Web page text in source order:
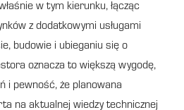
w tym kierunku, łącząc
z dodatkowymi usługami
budowie i ubieganiu się o
oznacza to większą wygodę,
i pewność, że planowana
na aktualnej wiedzy technicznej